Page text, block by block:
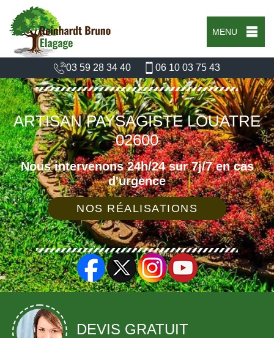
MENU
03 59 28 34 40 06 10 03 75 43
ARTISAN PAYSAGISTE LOUATRE
02600
Nous intervenons 24h/24 sur 7j/7 en cas
d'urgence
NOS RÉALISATIONS
DEVIS GRATUIT